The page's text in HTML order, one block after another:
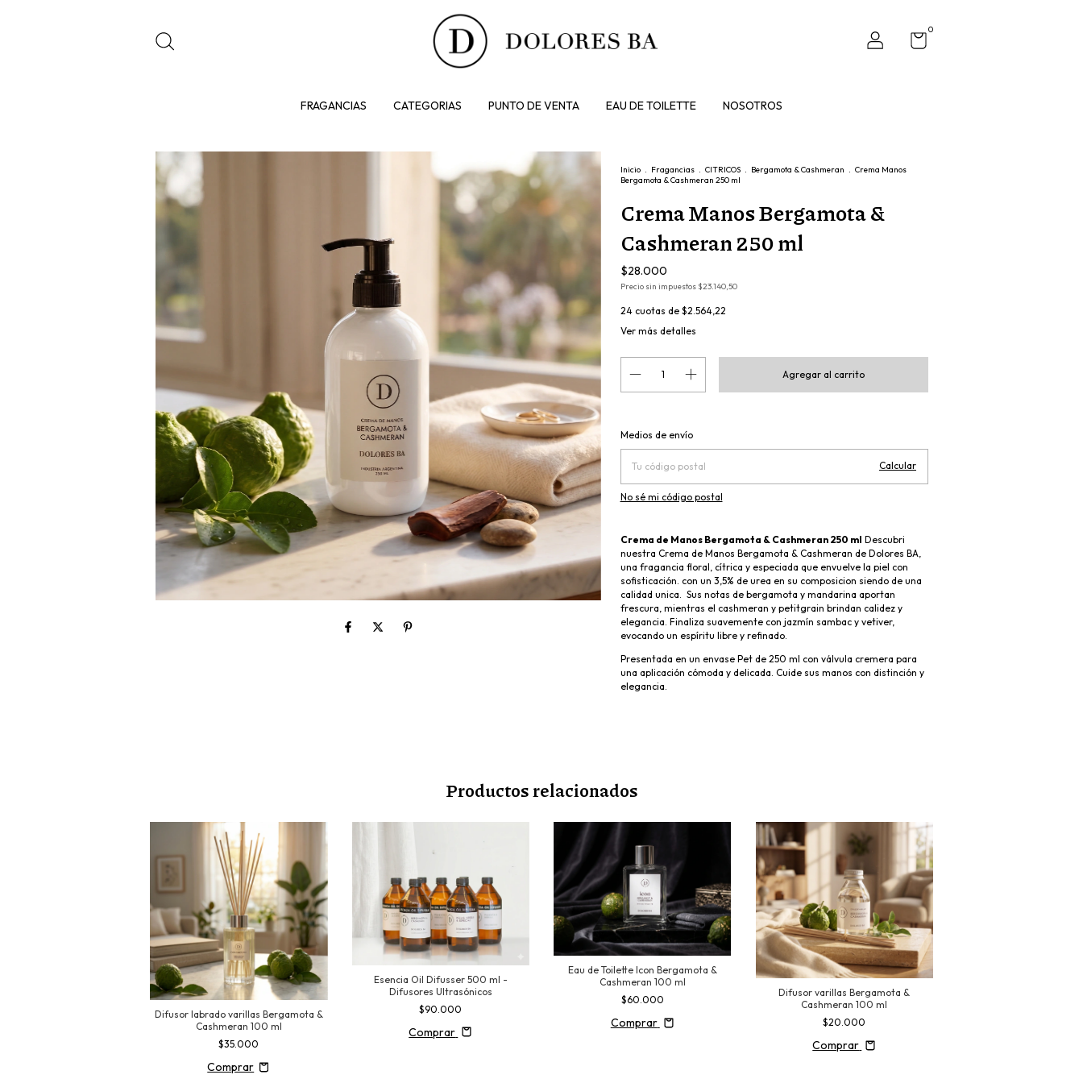
0
FRAGANCIAS CATEGORIAS PUNTO DE VENTA EAU DE TOILETTE NOSOTROS
Inicio . Fragancias . CITRICOS . Bergamota & Cashmeran . Crema Manos
Bergamota & Cashmeran 250 ml
Crema Manos Bergamota &
Cashmeran 250 ml
$28.000
Precio sin impuestos $23.140,50
24 cuotas de $2.564,22
Ver más detalles
Entregas para el CP:
Medios de envío
Calcular
No sé mi código postal
Crema de Manos Bergamota & Cashmeran 250 ml Descubri
nuestra Crema de Manos Bergamota & Cashmeran de Dolores BA,
una fragancia floral, cítrica y especiada que envuelve la piel con
sofisticación. con un 3,5% de urea en su composicion siendo de una
calidad unica. Sus notas de bergamota y mandarina aportan
frescura, mientras el cashmeran y petitgrain brindan calidez y
elegancia. Finaliza suavemente con jazmín sambac y vetiver,
evocando un espíritu libre y refinado.
Presentada en un envase Pet de 250 ml con válvula cremera para
una aplicación cómoda y delicada. Cuide sus manos con distinción y
elegancia.
Productos relacionados
Difusor labrado varillas Bergamota &
Cashmeran 100 ml
$35.000
Esencia Oil Difusser 500 ml -
Difusores Ultrasónicos
$90.000
Comprar
Eau de Toilette Icon Bergamota &
Cashmeran 100 ml
$60.000
Comprar
Difusor varillas Bergamota &
Cashmeran 100 ml
$20.000
Comprar